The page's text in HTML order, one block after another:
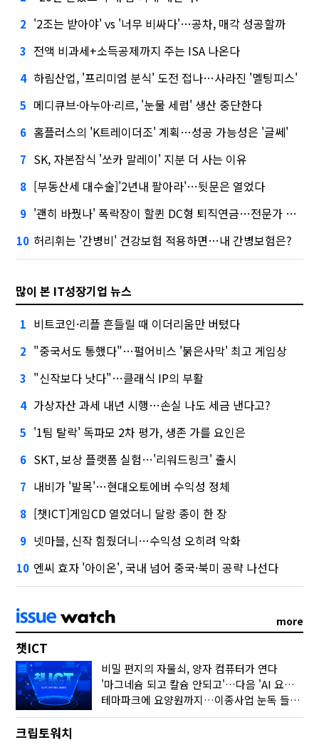
2 '2조는 받아야' vs '너무 비싸다'…공차, 매각 성공할까
3 전액 비과세+소득공제까지 주는 ISA 나온다
4 하림산업, '프리미엄 분식' 도전 접나…사라진 '멜팅피스'
5 메디큐브·아누아·리르, '눈물 세럼' 생산 중단한다
6 홈플러스의 'K트레이더조' 계획…성공 가능성은 '글쎄'
7 SK, 자본잠식 '쏘카 말레이' 지분 더 사는 이유
8 [부동산세 대수술]'2년내 팔아라'…뒷문은 열었다
9 '괜히 바꿨나' 폭락장이 할퀸 DC형 퇴직연금…전문가 조언은
10 허리휘는 '간병비' 건강보험 적용하면…내 간병보험은?
많이 본 IT성장기업 뉴스
1 비트코인·리플 흔들릴 때 이더리움만 버텼다
2 "중국서도 통했다"…펄어비스 '붉은사막' 최고 게임상
3 "신작보다 낫다"…클래식 IP의 부활
4 가상자산 과세 내년 시행…손실 나도 세금 낸다고?
5 '1팀 탈락' 독파모 2차 평가, 생존 가를 요인은
6 SKT, 보상 플랫폼 실험…'리워드링크' 출시
7 내비가 '발목'…현대오토에버 수익성 정체
8 [챗ICT]게임CD 열었더니 달랑 종이 한 장
9 넷마블, 신작 힘줬더니…수익성 오히려 악화
10 엔씨 효자 '아이온', 국내 넘어 중국·북미 공략 나선다
more
챗ICT
비밀 편지의 자물쇠, 양자 컴퓨터가 연다
'마그네슘 되고 칼슘 안되고'…다음 'AI 요약' 갈 길은
테마파크에 요양원까지…이종사업 눈독 들이는 게임사
크립토워치